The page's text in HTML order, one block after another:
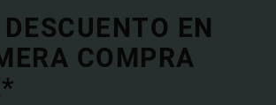
EN
COMPRA